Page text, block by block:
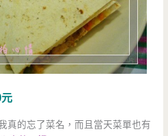
真的忘了菜名，而且當天菜單也有